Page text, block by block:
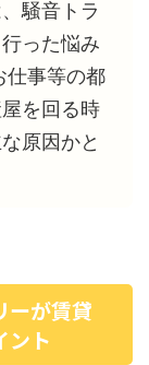
騒音トラ
った悩み
仕事等の都
を回る時
原因かと
ーが賃貸
ント